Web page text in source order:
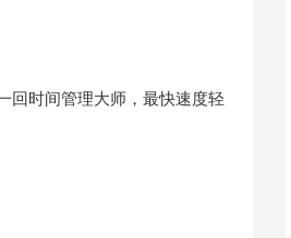
时间管理大师，最快速度轻